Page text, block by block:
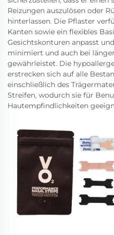
Reizungen auszulösen oder
hinterlassen. Die Pflaster
Kanten sowie ein flexibles
Gesichtskonturen anpasst
minimiert und auch bei
gewährleistet. Die
erstrecken sich auf alle
einschließlich des
Streifen, wodurch sie für
Hautempfindlichkeiten